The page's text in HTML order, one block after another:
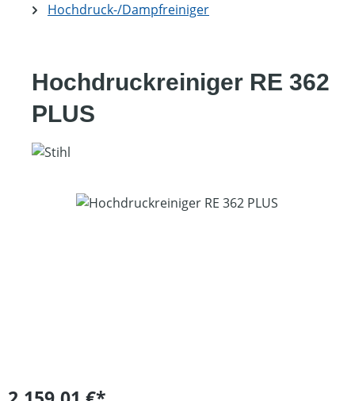
Hochdruck-/Dampfreiniger
Hochdruckreiniger RE 362
PLUS
Bildergalerie überspringen